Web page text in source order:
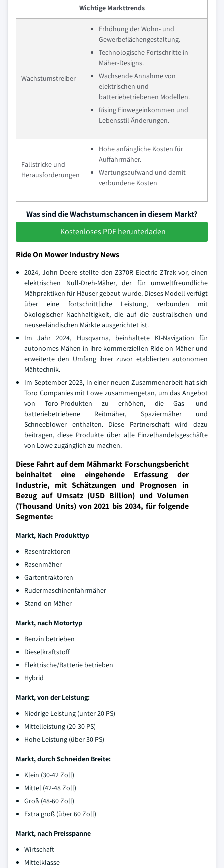
Wichtige Markttrends
Wachstumstreiber
Erhöhung der Wohn- und
Gewerbeflächengestaltung.
Technologische Fortschritte in
Mäher-Designs.
Wachsende Annahme von
elektrischen und
batteriebetriebenen Modellen.
Rising Einwegeinkommen und
Lebensstil Änderungen.
Fallstricke und
Herausforderungen
Hohe anfängliche Kosten für
Auffahrmäher.
Wartungsaufwand und damit
verbundene Kosten
Was sind die Wachstumschancen in diesem Markt?
Kostenloses PDF herunterladen
Ride On Mower Industry News
2024, John Deere stellte den Z370R Electric ZTrak vor, einen
elektrischen Null-Dreh-Mäher, der für umweltfreundliche
Mähpraktiken für Häuser gebaut wurde. Dieses Modell verfügt
über eine fortschrittliche Leistung, verbunden mit
ökologischer Nachhaltigkeit, die auf die australischen und
neuseeländischen Märkte ausgerichtet ist.
Im Jahr 2024, Husqvarna, beinhaltete KI-Navigation für
autonomes Mähen in ihre kommerziellen Ride-on-Mäher und
erweiterte den Umfang ihrer zuvor etablierten autonomen
Mähtechnik.
Im September 2023, In einer neuen Zusammenarbeit hat sich
Toro Companies mit Lowe zusammengetan, um das Angebot
von Toro-Produkten zu erhöhen, die Gas- und
batteriebetriebene Reitmäher, Spaziermäher und
Schneeblower enthalten. Diese Partnerschaft wird dazu
beitragen, diese Produkte über alle Einzelhandelsgeschäfte
von Lowe zugänglich zu machen.
Diese Fahrt auf dem Mähmarkt Forschungsbericht
beinhaltet eine eingehende Erfassung der
Industrie, mit Schätzungen und Prognosen in
Bezug auf Umsatz (USD Billion) und Volumen
(Thousand Units) von 2021 bis 2034, für folgende
Segmente:
Markt, Nach Produkttyp
Rasentraktoren
Rasenmäher
Gartentraktoren
Rudermaschinenfahrmäher
Stand-on Mäher
Markt, nach Motortyp
Benzin betrieben
Dieselkraftstoff
Elektrische/Batterie betrieben
Hybrid
Markt, von der Leistung:
Niedrige Leistung (unter 20 PS)
Mittelleistung (20-30 PS)
Hohe Leistung (über 30 PS)
Markt, durch Schneiden Breite:
Klein (30-42 Zoll)
Mittel (42-48 Zoll)
Groß (48-60 Zoll)
Extra groß (über 60 Zoll)
Markt, nach Preisspanne
Wirtschaft
Mittelklasse